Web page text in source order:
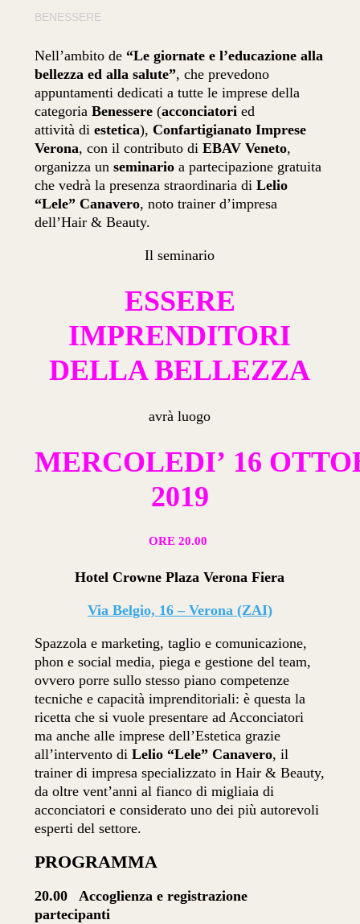
BENESSERE
Nell’ambito de “Le giornate e l’educazione alla
bellezza ed alla salute”, che prevedono
appuntamenti dedicati a tutte le imprese della
categoriaBenessere (acconciatori ed
attività di estetica), Confartigianato Imprese
Verona, con il contributo diEBAV Veneto,
organizza unseminario a partecipazione gratuita
che vedrà la presenza straordinaria diLelio
“Lele” Canavero, noto trainer d’impresa
dell’Hair & Beauty.
Il seminario
ESSERE
IMPRENDITORI
DELLA BELLEZZA
avrà luogo
MERCOLEDI’ 16
2019
ORE 20.00
Hotel Crowne Plaza Verona Fiera
Via Belgio, 16 – Verona (ZAI)
Spazzola e marketing, taglio e comunicazione,
phon e social media, piega e gestione del team,
ovvero porre sullo stesso piano competenze
tecniche e capacità imprenditoriali: è questa la
ricetta che si vuole presentare ad Acconciatori
ma anche alle imprese dell’Estetica grazie
all’intervento diLelio “Lele” Canavero, il
trainer di impresa specializzato in Hair & Beauty,
da oltre vent’anni al fianco di migliaia di
acconciatori e considerato uno dei più autorevoli
esperti del settore.
PROGRAMMA
20.00 Accoglienza e registrazione
partecipanti